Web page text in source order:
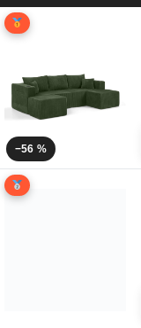
−56 %